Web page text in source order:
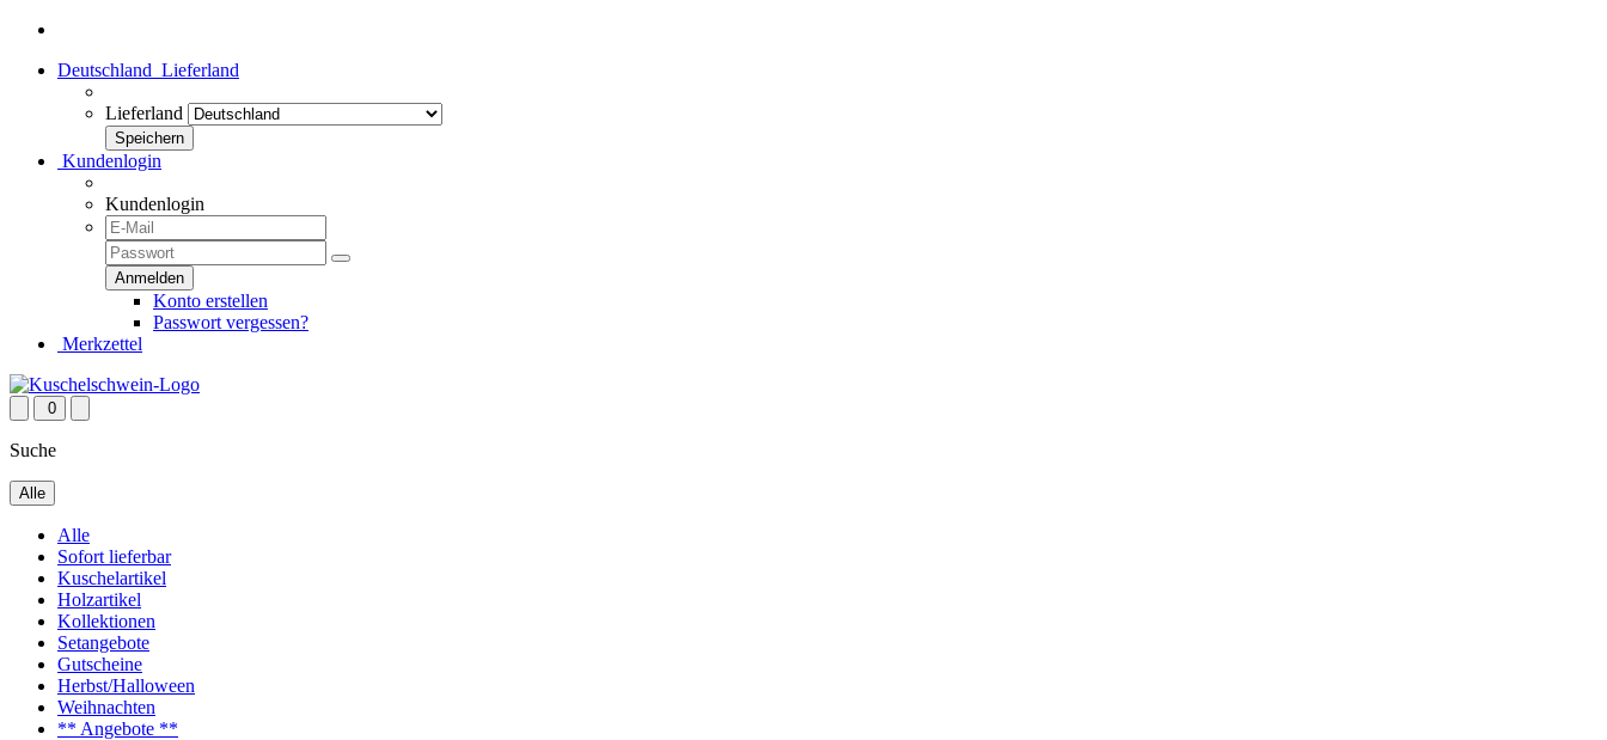
Deutschland Lieferland
Lieferland
Kundenlogin
Kundenlogin
Konto erstellen
Passwort vergessen?
Merkzettel
0
Suche
Alle
Alle
Sofort lieferbar
Kuschelartikel
Holzartikel
Kollektionen
Setangebote
Gutscheine
Herbst/Halloween
Weihnachten
** Angebote **